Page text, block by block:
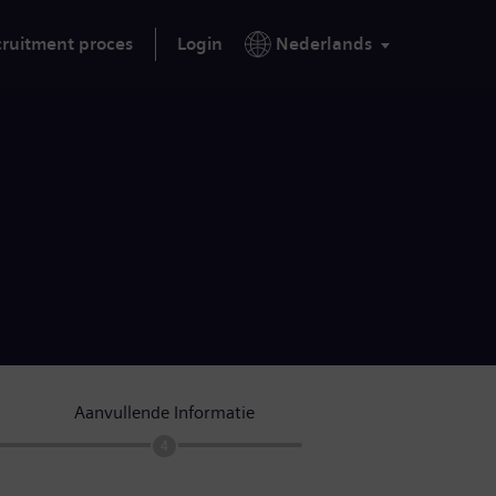
proces Login Nederlands
Aanvullende Informatie